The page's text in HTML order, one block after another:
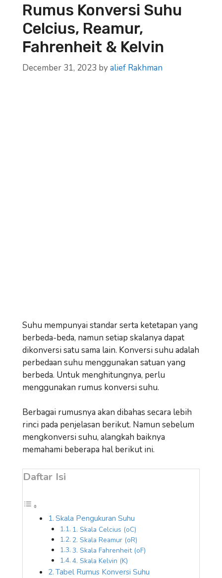
Rumus Konversi Suhu
Celcius, Reamur,
Fahrenheit & Kelvin
December 31, 2023 byalief Rakhman
Suhu mempunyai standar serta ketetapan yang
berbeda-beda, namun setiap skalanya dapat
dikonversi satu sama lain. Konversi suhu adalah
perbedaan suhu menggunakan satuan yang
berbeda. Untuk menghitungnya, perlu
menggunakan rumus konversi suhu.
Berbagai rumusnya akan dibahas secara lebih
rinci pada penjelasan berikut. Namun sebelum
mengkonversi suhu, alangkah baiknya
memahami beberapa hal berikut ini.
Daftar Isi
Skala Pengukuran Suhu
1. Skala Celcius (oC)
2. Skala Reamur (oR)
3. Skala Fahrenheit (oF)
4. Skala Kelvin (K)
Tabel Rumus Konversi Suhu